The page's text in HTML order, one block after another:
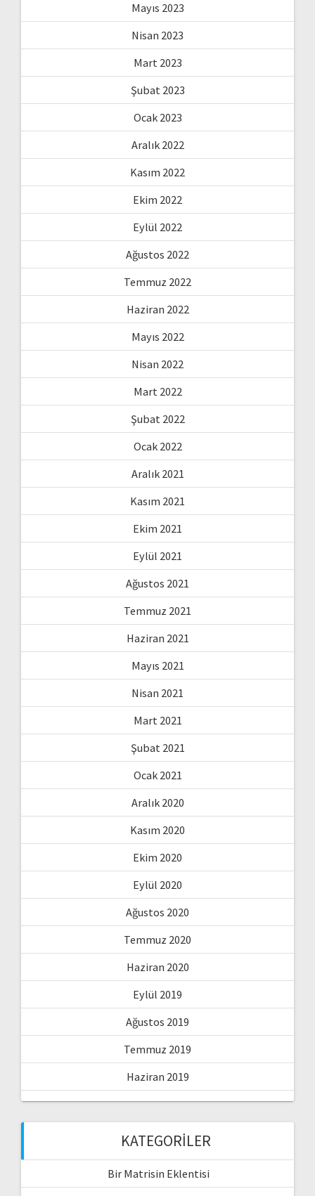
Mayıs 2023
Nisan 2023
Mart 2023
Şubat 2023
Ocak 2023
Aralık 2022
Kasım 2022
Ekim 2022
Eylül 2022
Ağustos 2022
Temmuz 2022
Haziran 2022
Mayıs 2022
Nisan 2022
Mart 2022
Şubat 2022
Ocak 2022
Aralık 2021
Kasım 2021
Ekim 2021
Eylül 2021
Ağustos 2021
Temmuz 2021
Haziran 2021
Mayıs 2021
Nisan 2021
Mart 2021
Şubat 2021
Ocak 2021
Aralık 2020
Kasım 2020
Ekim 2020
Eylül 2020
Ağustos 2020
Temmuz 2020
Haziran 2020
Eylül 2019
Ağustos 2019
Temmuz 2019
Haziran 2019
KATEGORILER
Bir Matrisin Eklentisi